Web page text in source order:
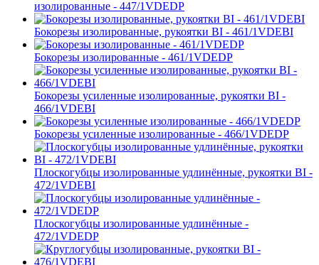
изолированные - 447/1VDEDP
Бокорезы изолированные, рукоятки BI - 461/1VDEBI
Бокорезы изолированные - 461/1VDEDP
Бокорезы усиленные изолированные, рукоятки BI -
466/1VDEBI
Бокорезы усиленные изолированные - 466/1VDEDP
Плоскогубцы изолированные удлинённые, рукоятки BI -
472/1VDEBI
Плоскогубцы изолированные удлинённые -
472/1VDEDP